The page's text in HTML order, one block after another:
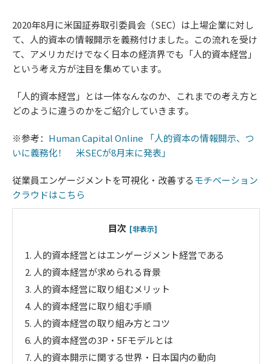
2020年8月に米国証券取引委員会（SEC）は上場企業に対し
て、人的資本の情報開示を義務付けました。この流れを受け
て、アメリカだけでなく日本の経済界でも「人的資本経営」
という考え方が注目を集めています。
「人的資本経営」とは一体なんなのか、これまでの考え方と
どのように違うのかをご紹介していきます。
※参考： Human Capital Online 「人的資本の情報開示、つ
いに義務化！ 米SECが8月末に発表」
従業員エンゲージメントを可視化・改善するモチベーション
クラウドはこちら
目次 [非表示]
1. 人的資本経営とはエンゲージメント経営である
2. 人的資本経営が求められる背景
3. 人的資本経営に取り組むメリット
4. 人的資本経営に取り組む手順
5. 人的資本経営の取り組み方とコツ
6. 人的資本経営の3P・5Fモデルとは
7. 人的資本開示に関する世界・日本国内の動向